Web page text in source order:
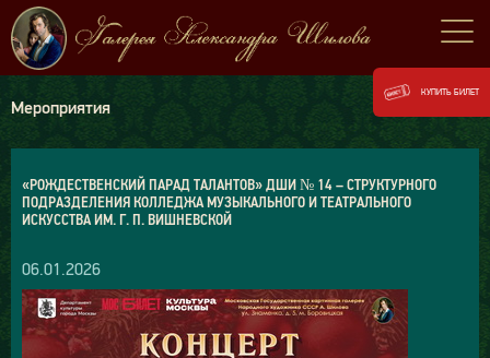
Мероприятия
«РОЖДЕСТВЕНСКИЙ ПАРАД ТАЛАНТОВ» ДШИ № 14 – СТРУКТУРНОГО
ПОДРАЗДЕЛЕНИЯ КОЛЛЕДЖА МУЗЫКАЛЬНОГО И ТЕАТРАЛЬНОГО
ИСКУССТВА ИМ. Г. П. ВИШНЕВСКОЙ
06.01.2026
КУПИТЬ БИЛЕТ